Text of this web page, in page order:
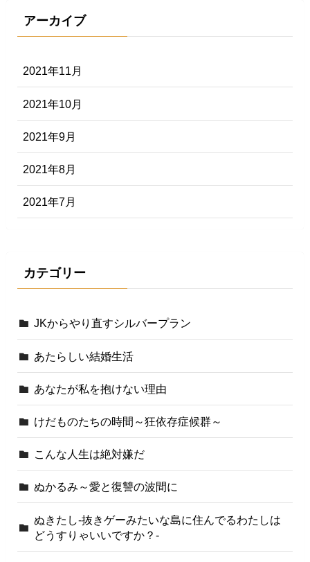
アーカイブ
2021年11月
2021年10月
2021年9月
2021年8月
2021年7月
カテゴリー
JKからやり直すシルバープラン
あたらしい結婚生活
あなたが私を抱けない理由
けだものたちの時間～狂依存症候群～
こんな人生は絶対嫌だ
ぬかるみ～愛と復讐の波間に
ぬきたし-抜きゲーみたいな島に住んでるわたしは
どうすりゃいいですか？-